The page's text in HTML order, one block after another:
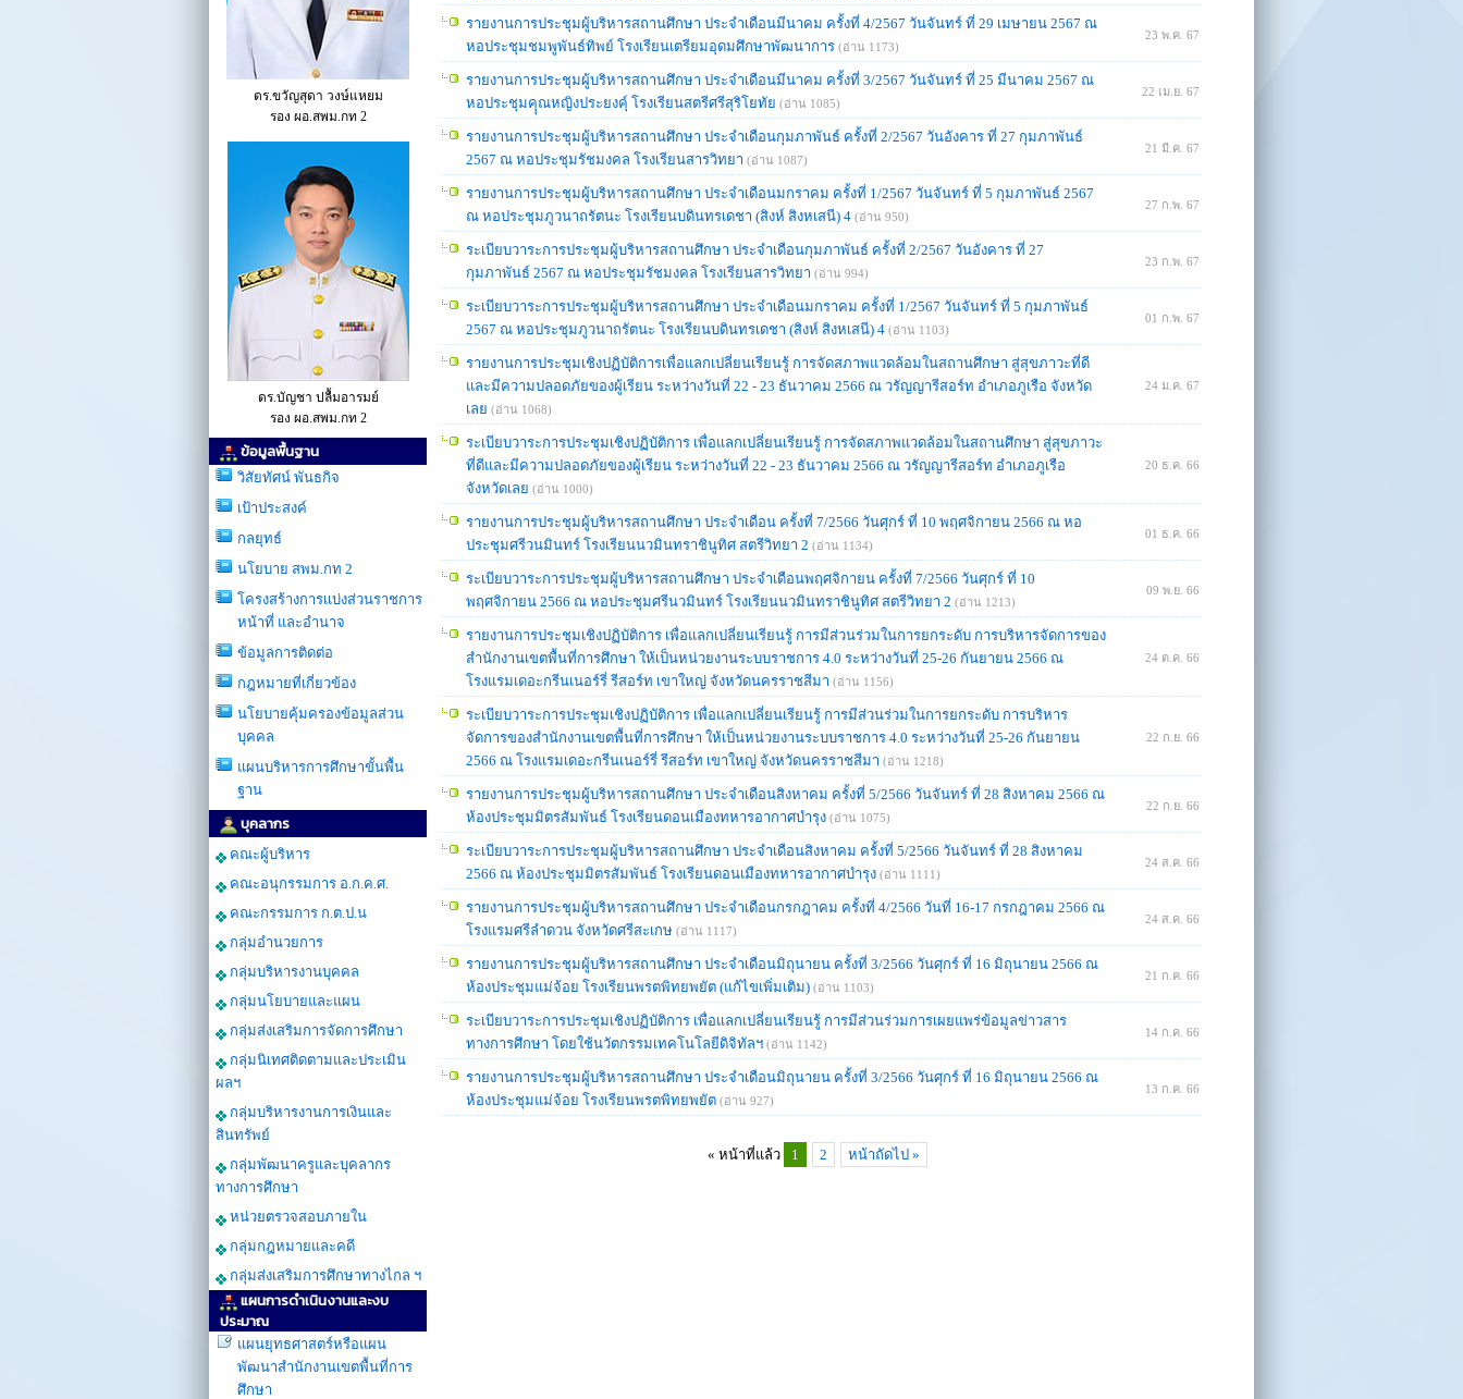
ดร.ขวัญสุดา วงษ์แหยม
รอง ผอ.สพม.กท 2
ดร.บัญชา ปลื้มอารมย์
รอง ผอ.สพม.กท 2
ข้อมูลพื้นฐาน
วิสัยทัศน์ พันธกิจ
เป้าประสงค์
กลยุทธ์
นโยบาย สพม.กท 2
โครงสร้างการเเบ่งส่วนราชการ
หน้าที่ และอำนาจ
ข้อมูลการติดต่อ
กฎหมายที่เกี่ยวข้อง
นโยบายคุ้มครองข้อมูลส่วน
บุคคล
แผนบริหารการศึกษาขั้นพื้น
ฐาน
บุคลากร
คณะผู้บริหาร
คณะอนุกรรมการ อ.ก.ค.ศ.
คณะกรรมการ ก.ต.ป.น
กลุ่มอำนวยการ
กลุ่มบริหารงานบุคคล
กลุ่มนโยบายและแผน
กลุ่มส่งเสริมการจัดการศึกษา
กลุ่มนิเทศติดตามและประเมิน
ผลฯ
กลุ่มบริหารงานการเงินและ
สินทรัพย์
กลุ่มพัฒนาครูและบุคลากร
ทางการศึกษา
หน่วยตรวจสอบภายใน
กลุ่มกฎหมายและคดี
กลุ่มส่งเสริมการศึกษาทางไกล ฯ
แผนการดำเนินงานและงบ
ประมาณ
แผนยุทธศาสตร์หรือแผน
พัฒนาสำนักงานเขตพื้นที่การ
ศึกษา
รายงานการประชุมผู้บริหารสถานศึกษา ประจำเดือนมีนาคม ครั้งที่ 4/2567 วันจันทร์ ที่ 29 เมษายน 2567 ณ
หอประชุมชมพูพันธ์ทิพย์ โรงเรียนเตรียมอุดมศึกษาพัฒนาการ (อ่าน 1173)
23 พ.ค. 67
รายงานการประชุมผู้บริหารสถานศึกษา ประจำเดือนมีนาคม ครั้งที่ 3/2567 วันจันทร์ ที่ 25 มีนาคม 2567 ณ
หอประชุมคุุณหญิงประยงคุ์ โรงเรียนสตรีศรีสุริโยทัย (อ่าน 1085)
22 เม.ย. 67
รายงานการประชุมผู้บริหารสถานศึกษา ประจำเดือนกุมภาพันธ์ ครั้งที่ 2/2567 วันอังคาร ที่ 27 กุมภาพันธ์
2567 ณ หอประชุมรัชมงคล โรงเรียนสารวิทยา (อ่าน 1087)
21 มี.ค. 67
รายงานการประชุมผู้บริหารสถานศึกษา ประจำเดือนมกราคม ครั้งที่ 1/2567 วันจันทร์ ที่ 5 กุมภาพันธ์ 2567
ณ หอประชุมภูวนาถรัตนะ โรงเรียนบดินทรเดชา (สิงห์ สิงหเสนี) 4 (อ่าน 950)
27 ก.พ. 67
ระเบียบวาระการประชุมผู้บริหารสถานศึกษา ประจำเดือนกุมภาพันธ์ ครั้งที่ 2/2567 วันอังคาร ที่ 27
กุมภาพันธ์ 2567 ณ หอประชุมรัชมงคล โรงเรียนสารวิทยา (อ่าน 994)
23 ก.พ. 67
ระเบียบวาระการประชุมผู้บริหารสถานศึกษา ประจำเดือนมกราคม ครั้งที่ 1/2567 วันจันทร์ ที่ 5 กุมภาพันธ์
2567 ณ หอประชุมภูวนาถรัตนะ โรงเรียนบดินทรเดชา (สิงห์ สิงหเสนี) 4 (อ่าน 1103)
01 ก.พ. 67
รายงานการประชุมเชิงปฏิบัติการเพื่อแลกเปลี่ยนเรียนรู้ การจัดสภาพแวดล้อมในสถานศึกษา สู่สุขภาวะที่ดี
และมีความปลอดภัยของผู้เรียน ระหว่างวันที่ 22 - 23 ธันวาคม 2566 ณ วรัญญารีสอร์ท อำเภอภูเรือ จังหวัด
เลย (อ่าน 1068)
24 ม.ค. 67
ระเบียบวาระการประชุมเชิงปฏิบัติการ เพื่อแลกเปลี่ยนเรียนรู้ การจัดสภาพแวดล้อมในสถานศึกษา สู่สุขภาวะ
ที่ดีและมีความปลอดภัยของผู้เรียน ระหว่างวันที่ 22 - 23 ธันวาคม 2566 ณ วรัญญารีสอร์ท อำเภอภูเรือ
จังหวัดเลย (อ่าน 1000)
20 ธ.ค. 66
รายงานการประชุมผู้บริหารสถานศึกษา ประจำเดือน ครั้งที่ 7/2566 วันศุกร์ ที่ 10 พฤศจิกายน 2566 ณ หอ
ประชุมศรีวนมินทร์ โรงเรียนนวมินทราชินูทิศ สตรีวิทยา 2 (อ่าน 1134)
01 ธ.ค. 66
ระเบียบวาระการประชุมผู้บริหารสถานศึกษา ประจำเดือนพฤศจิกายน ครั้งที่ 7/2566 วันศุกร์ ที่ 10
พฤศจิกายน 2566 ณ หอประชุมศรีนวมินทร์ โรงเรียนนวมินทราชินูทิศ สตรีวิทยา 2 (อ่าน 1213)
09 พ.ย. 66
รายงานการประชุมเชิงปฏิบัติการ เพื่อแลกเปลี่ยนเรียนรู้ การมีส่วนร่วมในการยกระดับ การบริหารจัดการของ
สำนักงานเขตพื้นที่การศึกษา ให้เป็นหน่วยงานระบบราชการ 4.0 ระหว่างวันที่ 25-26 กันยายน 2566 ณ
โรงแรมเดอะกรีนเนอร์รี่ รีสอร์ท เขาใหญ่ จังหวัดนครราชสีมา (อ่าน 1156)
24 ต.ค. 66
ระเบียบวาระการประชุมเชิงปฏิบัติการ เพื่อแลกเปลี่ยนเรียนรู้ การมีส่วนร่วมในการยกระดับ การบริหาร
จัดการของสำนักงานเขตพื้นที่การศึกษา ให้เป็นหน่วยงานระบบราชการ 4.0 ระหว่างวันที่ 25-26 กันยายน
2566 ณ โรงแรมเดอะกรีนเนอร์รี่ รีสอร์ท เขาใหญ่ จังหวัดนครราชสีมา (อ่าน 1218)
22 ก.ย. 66
รายงานการประชุมผู้บริหารสถานศึกษา ประจำเดือนสิงหาคม ครั้งที่ 5/2566 วันจันทร์ ที่ 28 สิงหาคม 2566 ณ
ห้องประชุมมิตรสัมพันธ์ โรงเรียนดอนเมืองทหารอากาศบํารุง (อ่าน 1075)
22 ก.ย. 66
ระเบียบวาระการประชุมผู้บริหารสถานศึกษา ประจำเดือนสิงหาคม ครั้งที่ 5/2566 วันจันทร์ ที่ 28 สิงหาคม
2566 ณ ห้องประชุมมิตรสัมพันธ์ โรงเรียนดอนเมืองทหารอากาศบํารุง (อ่าน 1111)
24 ส.ค. 66
รายงานการประชุมผู้บริหารสถานศึกษา ประจำเดือนกรกฎาคม ครั้งที่ 4/2566 วันที่ 16-17 กรกฎาคม 2566 ณ
โรงแรมศรีลำดวน จังหวัดศรีสะเกษ (อ่าน 1117)
24 ส.ค. 66
รายงานการประชุมผู้บริหารสถานศึกษา ประจำเดือนมิถุนายน ครั้งที่ 3/2566 วันศุกร์ ที่ 16 มิถุนายน 2566 ณ
ห้องประชุมแม่จ้อย โรงเรียนพรตพิทยพยัต (แก้ไขเพิ่มเติม) (อ่าน 1103)
21 ก.ค. 66
ระเบียบวาระการประชุมเชิงปฏิบัติการ เพื่อแลกเปลี่ยนเรียนรู้ การมีส่วนร่วมการเผยแพร่ข้อมูลข่าวสาร
ทางการศึกษา โดยใช้นวัตกรรมเทคโนโลยีดิจิทัลฯ (อ่าน 1142)
14 ก.ค. 66
รายงานการประชุมผู้บริหารสถานศึกษา ประจำเดือนมิถุนายน ครั้งที่ 3/2566 วันศุกร์ ที่ 16 มิถุนายน 2566 ณ
ห้องประชุมแม่จ้อย โรงเรียนพรตพิทยพยัต (อ่าน 927)
13 ก.ค. 66
« หน้าที่แล้ว 1 2 หน้าถัดไป »